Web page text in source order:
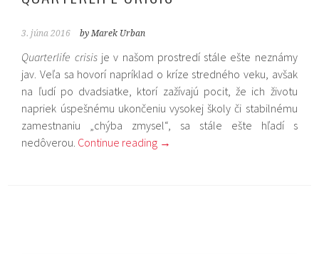
3. júna 2016 by Marek Urban
Quarterlife crisis je v našom prostredí stále ešte neznámy
jav. Veľa sa hovorí napríklad o kríze stredného veku, avšak
na ľudí po dvadsiatke, ktorí zažívajú pocit, že ich životu
napriek úspešnému ukončeniu vysokej školy či stabilnému
zamestnaniu „chýba zmysel“, sa stále ešte hľadí s
nedôverou. Continue reading →